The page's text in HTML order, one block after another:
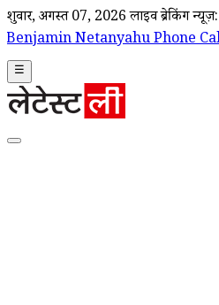
शुक्रवार, अगस्त 07, 2026 लाइव ब्रेकिंग न्यूज़:
Phone Call: पीएम मोदी और
☰